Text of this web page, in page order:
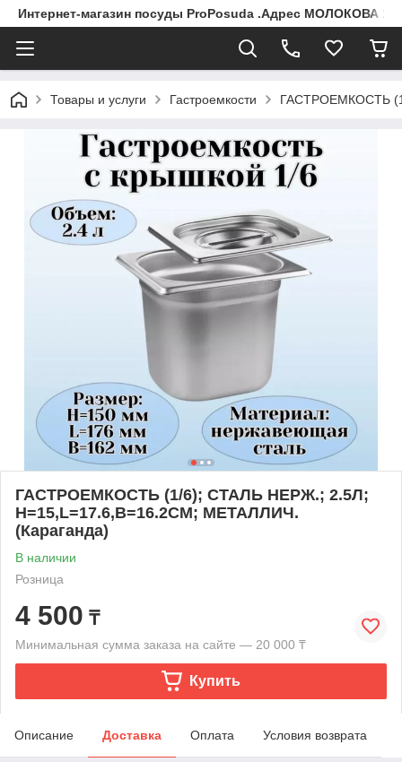
Интернет-магазин посуды ProPosuda .Адрес МОЛОКОВА
Товары и услуги Гастроемкости ГАСТРОЕМКОСТЬ
ГАСТРОЕМКОСТЬ (1/6); СТАЛЬ НЕРЖ.; 2.5Л;
H=15,L=17.6,B=16.2СМ; МЕТАЛЛИЧ.
(Караганда)
В наличии
Розница
4 500 ₸
Минимальная сумма заказа на сайте — 20 000 ₸
Купить
Описание Доставка Оплата Условия возврата